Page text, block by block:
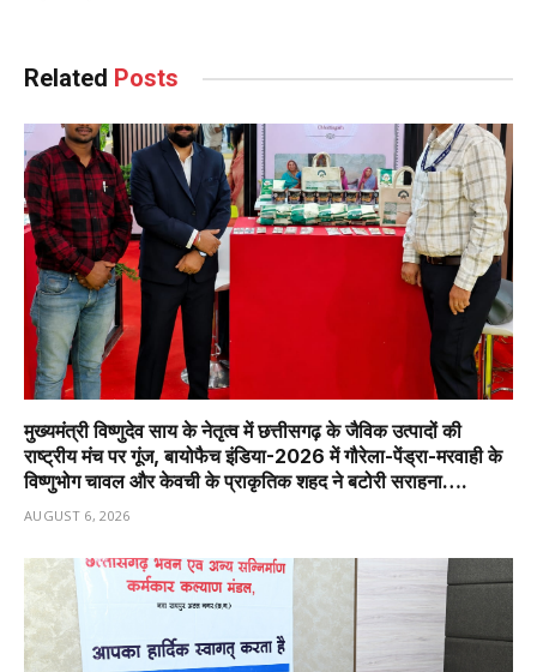
Related Posts
मुख्यमंत्री विष्णुदेव साय के नेतृत्व में छत्तीसगढ़ के जैविक उत्पादों की
राष्ट्रीय मंच पर गूंज, बायोफैच इंडिया-2026 में गौरेला-पेंड्रा-मरवाही के
विष्णुभोग चावल और केवची के प्राकृतिक शहद ने बटोरी सराहना….
AUGUST 6, 2026